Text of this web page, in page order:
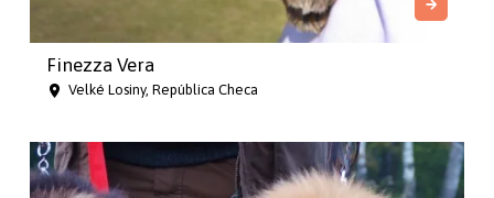
Finezza Vera
Velké Losiny, República Checa